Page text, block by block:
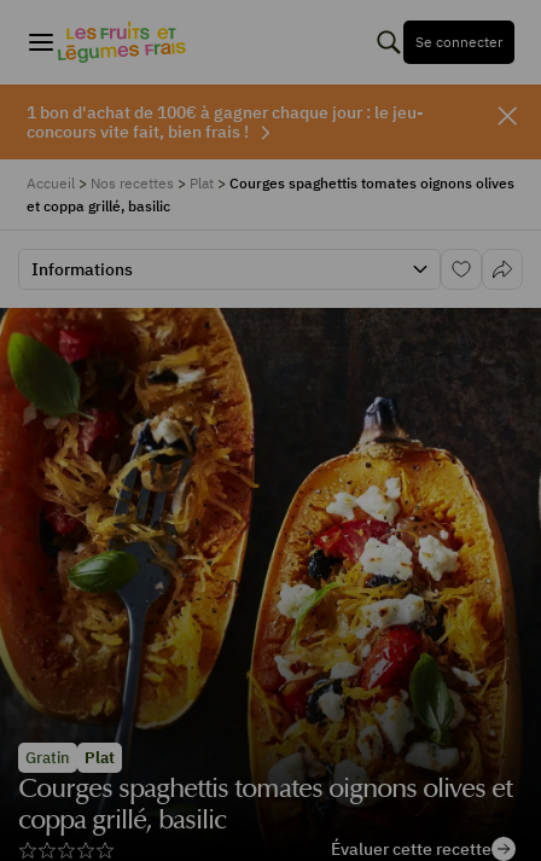
Se connecter
1 bon d'achat de 100€ à gagner chaque jour : le jeu-
concours vite fait, bien frais !
Accueil > Nos recettes > Plat > Courges spaghettis tomates oignons olives
et coppa grillé, basilic
Informations
Gratin Plat
Courges spaghettis tomates oignons olives et
coppa grillé, basilic
Évaluer cette recette